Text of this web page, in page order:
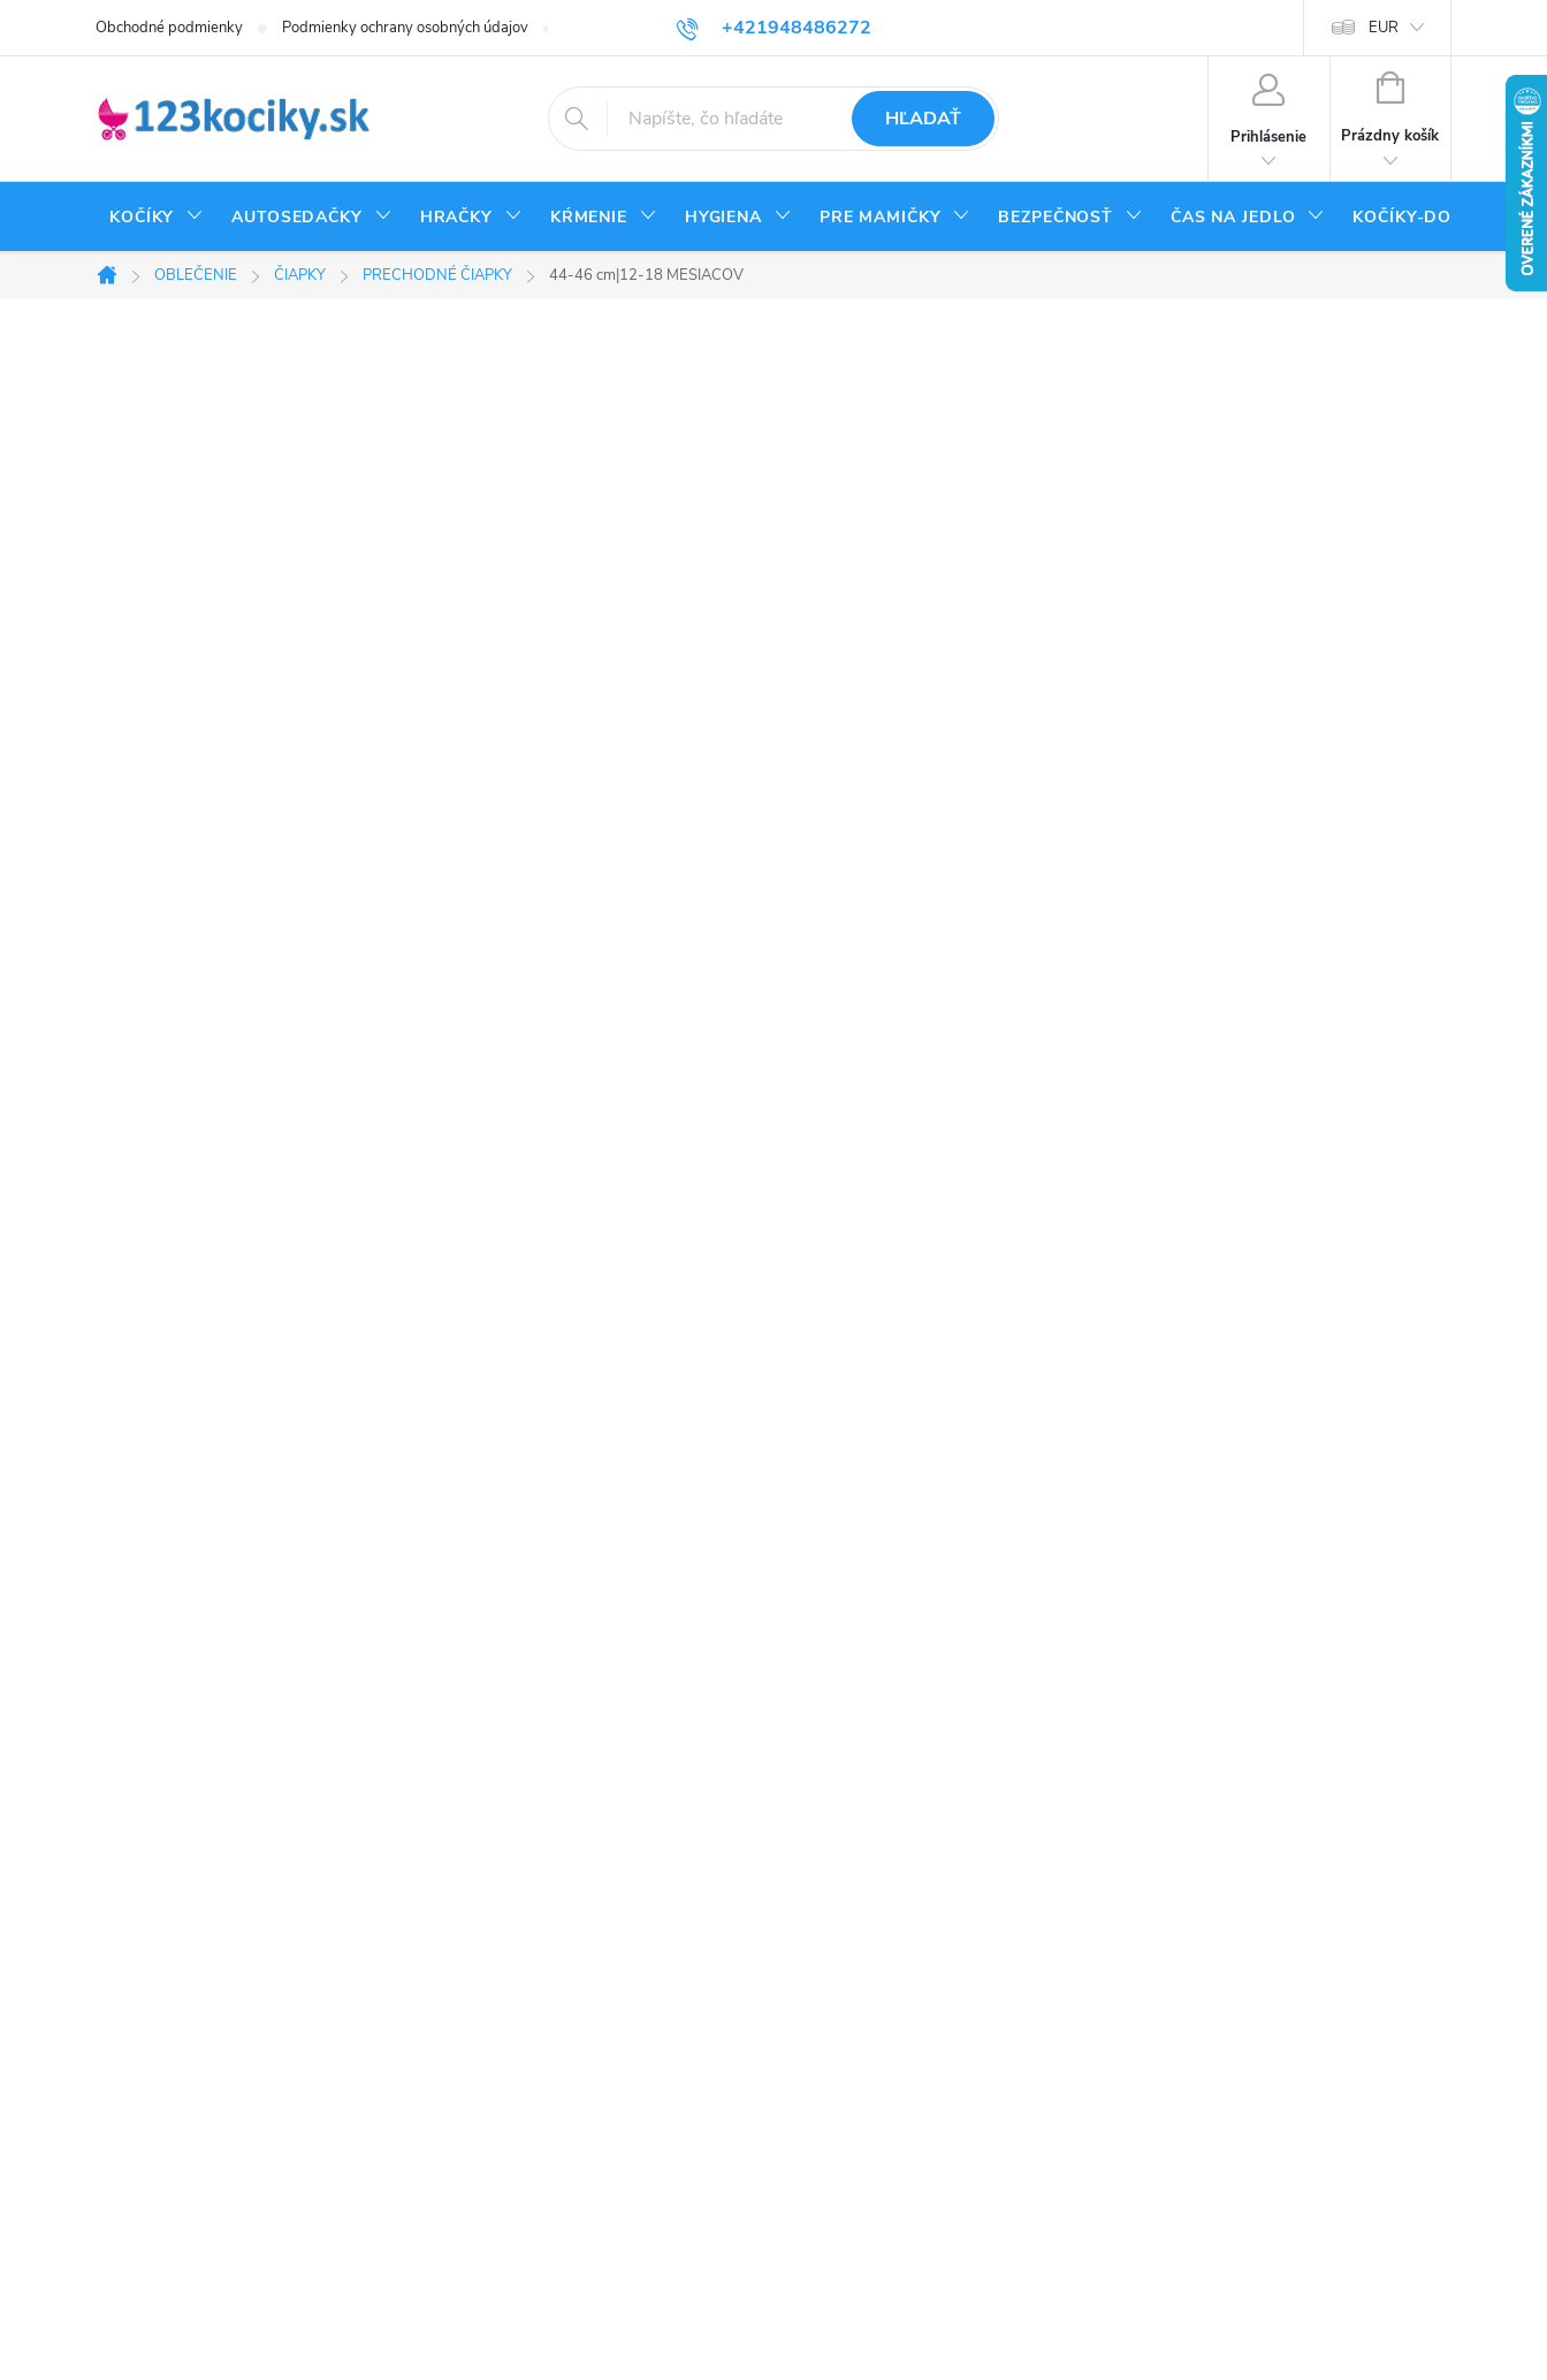
+421948486272
Obchodné podmienky Podmienky ochrany osobných údajov Reklamačný poriadok Kontakty Odstúpenie od zmluvy - vrátenie tovaru EUR
HĽADAŤ
Prihlásenie
NÁKUPNÝ
Prázdny košík
KOČÍKY AUTOSEDAČKY HRAČKY KŔMENIE HYGIENA PRE MAMIČKY BEZPEČNOSŤ ČAS NA JEDLO KOČÍKY-DOPLNKY
Domov
OBLEČENIE ČIAPKY PRECHODNÉ ČIAPKY 44-46 cm|12-18 MESIACOV